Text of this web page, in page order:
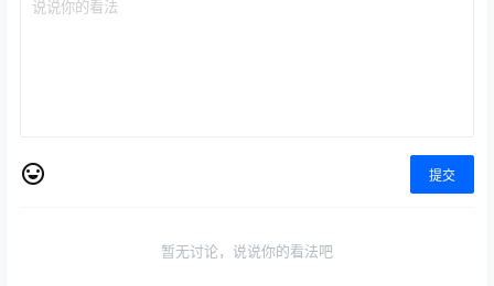
提交
暂无讨论，说说你的看法吧